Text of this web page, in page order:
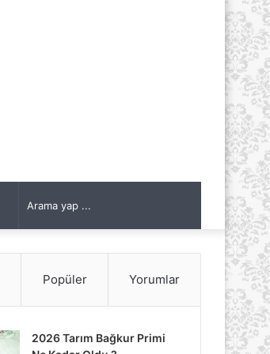
Arama
yap
Popüler Yorumlar
2026 Tarım Bağkur Primi